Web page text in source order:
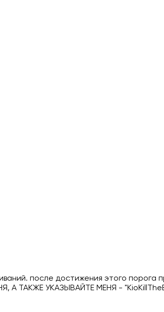
после достижения этого порога
А ТАКЖЕ УКАЗЫВАЙТЕ МЕНЯ -